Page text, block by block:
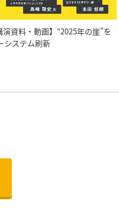
演資料・動画】”2025年の崖”を
システム刷新